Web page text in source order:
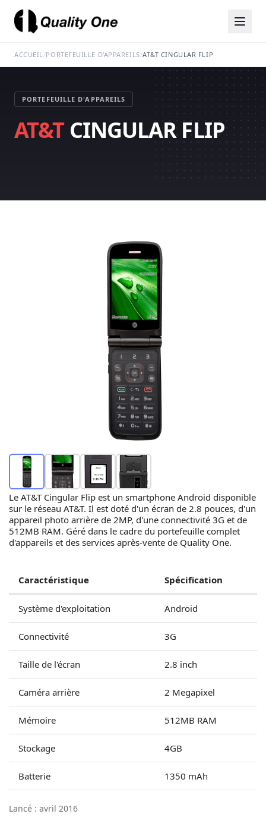
ACCUEIL/PORTEFEUILLE D'APPAREILS/AT&T CINGULAR FLIP
PORTEFEUILLE D'APPAREILS
AT&TCINGULAR FLIP
Le AT&T Cingular Flip est un smartphone Android disponible
sur le réseau AT&T. Il est doté d'un écran de 2.8 pouces, d'un
appareil photo arrière de 2MP, d'une connectivité 3G et de
512MB RAM. Géré dans le cadre du portefeuille complet
d'appareils et des services après-vente de Quality One.
Caractéristique Spécification
Système d'exploitation Android
Connectivité 3G
Taille de l'écran 2.8 inch
Caméra arrière 2 Megapixel
Mémoire 512MB RAM
Stockage 4GB
Batterie 1350 mAh
Lancé : avril 2016